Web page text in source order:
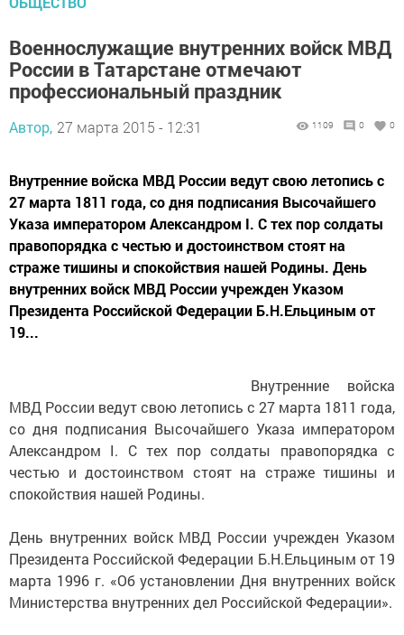
Военнослужащие внутренних войск МВД
России в Татарстане отмечают
профессиональный праздник
Автор, 27 марта 2015 - 12:31 1109 0 0
Внутренние войска МВД России ведут свою летопись с
27 марта 1811 года, со дня подписания Высочайшего
Указа императором Александром I. C тех пор солдаты
правопорядка с честью и достоинством стоят на
страже тишины и спокойствия нашей Родины. День
внутренних войск МВД России учрежден Указом
Президента Российской Федерации Б.Н.Ельциным от
19...
Внутренние войска
МВД России ведут свою летопись с 27 марта 1811 года,
со дня подписания Высочайшего Указа императором
Александром I. C тех пор солдаты правопорядка с
честью и достоинством стоят на страже тишины и
спокойствия нашей Родины.
День внутренних войск МВД России учрежден Указом
Президента Российской Федерации Б.Н.Ельциным от 19
марта 1996 г. «Об установлении Дня внутренних войск
Министерства внутренних дел Российской Федерации».